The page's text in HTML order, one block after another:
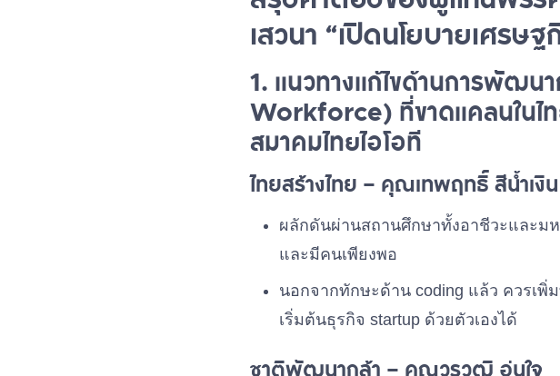
เสวนา “เปิดนโยบายเศร
1. แนวทางแก้ไขด้านการพัฒ
Workforce) ที่ขาดแคลนในไ
สมาคมไทยไอโอที
ไทยสร้างไทย – คุณเทพฤทธิ์ สีน้ำเงิน
ผลักดันผ่านสถานศึกษาทั้งอาชีวะและม
และมีคนเพียงพอ
นอกจากทักษะด้าน coding แล้ว ควรเ
เริ่มต้นธุรกิจ startup ด้วยตัวเองได้
ชาติพัฒนากล้า – คุณวรวุฒิ อุ่นใจ